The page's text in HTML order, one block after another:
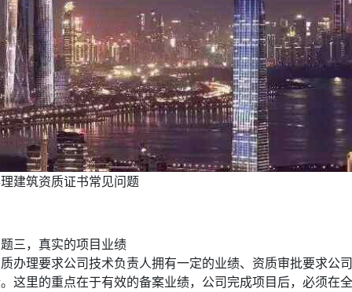
建筑资质证书常见问题
三，真实的项目业绩
办理要求公司技术负责人拥有一定的业绩、资质审批要求公
这里的重点在于有效的备案业绩，公司完成项目后，必须在